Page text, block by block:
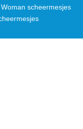
scheermesjes